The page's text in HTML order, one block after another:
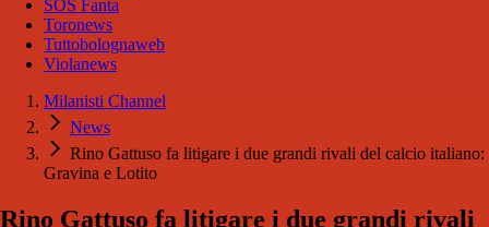
SOS Fanta
Toronews
Tuttobolognaweb
Violanews
Milanisti Channel
News
Rino Gattuso fa litigare i due grandi rivali del calcio italiano:
Gravina e Lotito
Rino Gattuso fa litigare i due grandi rivali